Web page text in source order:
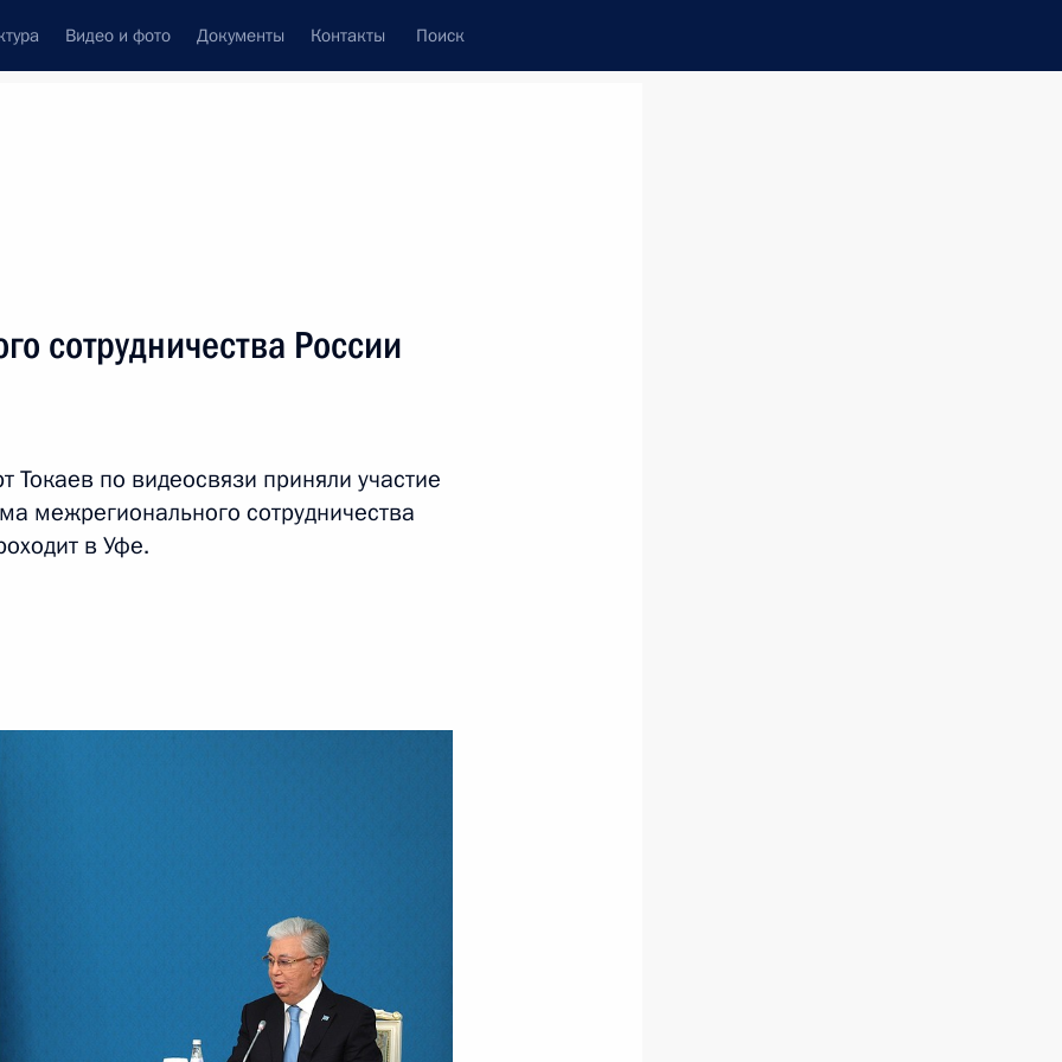
Видео и фото Документы Контакты Поиск
развитию
сотрудничества России
по видеосвязи приняли участие
межрегионального сотрудничества
в Уфе.